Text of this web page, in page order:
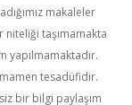
makaleler
niteliği taşımamakta
yapılmamaktadır.
tesadüfidir.
bir bilgi paylaşım